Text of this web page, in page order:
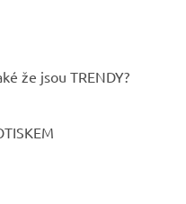
že jsou TRENDY?